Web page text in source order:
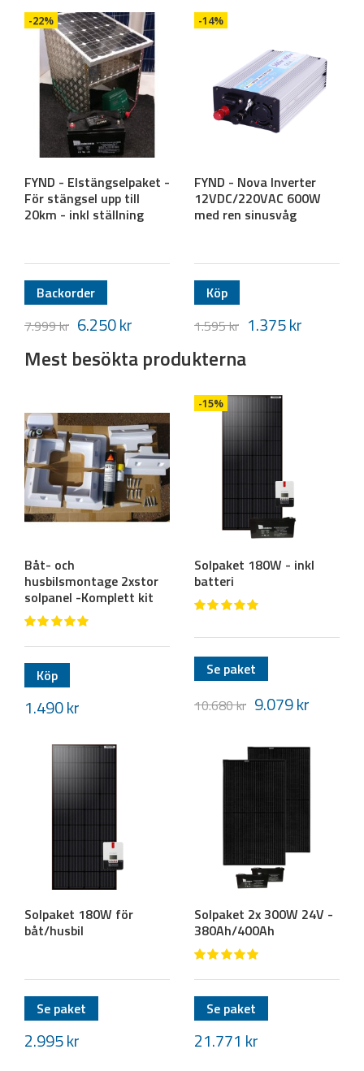
FYND - Elstängselpaket -
För stängsel upp till
20km - inkl ställning
Backorder
7.999kr 6.250kr
-22%
FYND - Nova Inverter
12VDC/220VAC 600W
med ren sinusvåg
Köp
1.595kr 1.375kr
-14%
Mest besökta produkterna
Båt- och
husbilsmontage 2xstor
solpanel -Komplett kit
Köp
1.490kr
Solpaket 180W - inkl
batteri
Se paket
10.680kr 9.079kr
-15%
Solpaket 180W för
båt/husbil
Se paket
2.995kr
Solpaket 2x 300W 24V -
380Ah/400Ah
Se paket
21.771 kr